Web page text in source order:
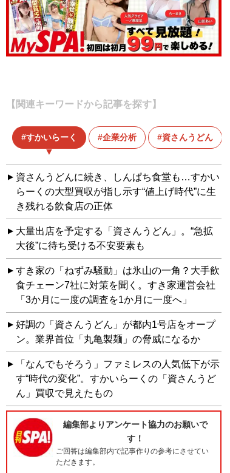
【関連キーワードから記事を探す】
すかいらーく 企業分析 資さんうどん
資さんうどんに続き、しんぱち食堂も…すかい
らーくの大型買収が指し示す“値上げ時代”に生
き残れる飲食店の正体
大量出店を予定する「資さんうどん」。“急拡
大後”に待ち受ける不安要素も
すき家の「ねずみ騒動」は氷山の一角？大手飲
食チェーン7社に対策を聞く。すき家運営会社
「3か月に一度の調査を1か月に一度へ」
好調の「資さんうどん」が都内1号店をオープ
ン。業界首位「丸亀製麺」の脅威になるか
「なんでもそろう」ファミレスの人気低下が示
す“時代の変化”。すかいらーくの「資さんうど
ん」買収で見えたもの